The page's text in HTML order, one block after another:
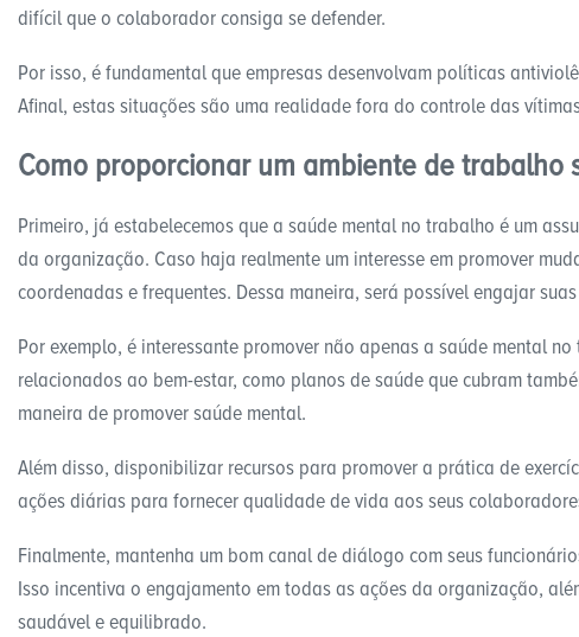
difícil que o colaborador consiga se defender.
Por isso, é fundamental que empresas desenvolvam políticas
Afinal, estas situações são uma realidade fora do controle das
Como proporcionar um ambiente de trabalho
Primeiro, já estabelecemos que a saúde mental no trabalho é um
da organização. Caso haja realmente um interesse em promover
coordenadas e frequentes. Dessa maneira, será possível engajar
Por exemplo, é interessante promover não apenas a saúde mental
relacionados ao bem-estar, como planos de saúde que cubram
maneira de promover saúde mental.
Além disso, disponibilizar recursos para promover a prática de
ações diárias para fornecer qualidade de vida aos seus
Finalmente, mantenha um bom canal de diálogo com seus
Isso incentiva o engajamento em todas as ações da organização,
saudável e equilibrado.